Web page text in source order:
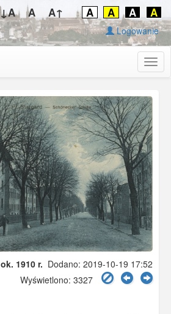
↓A A A↑ A A A A
Logowanie
ok. 1910 r. Dodano: 2019-10-19 17:52
Wyświetlono: 3327